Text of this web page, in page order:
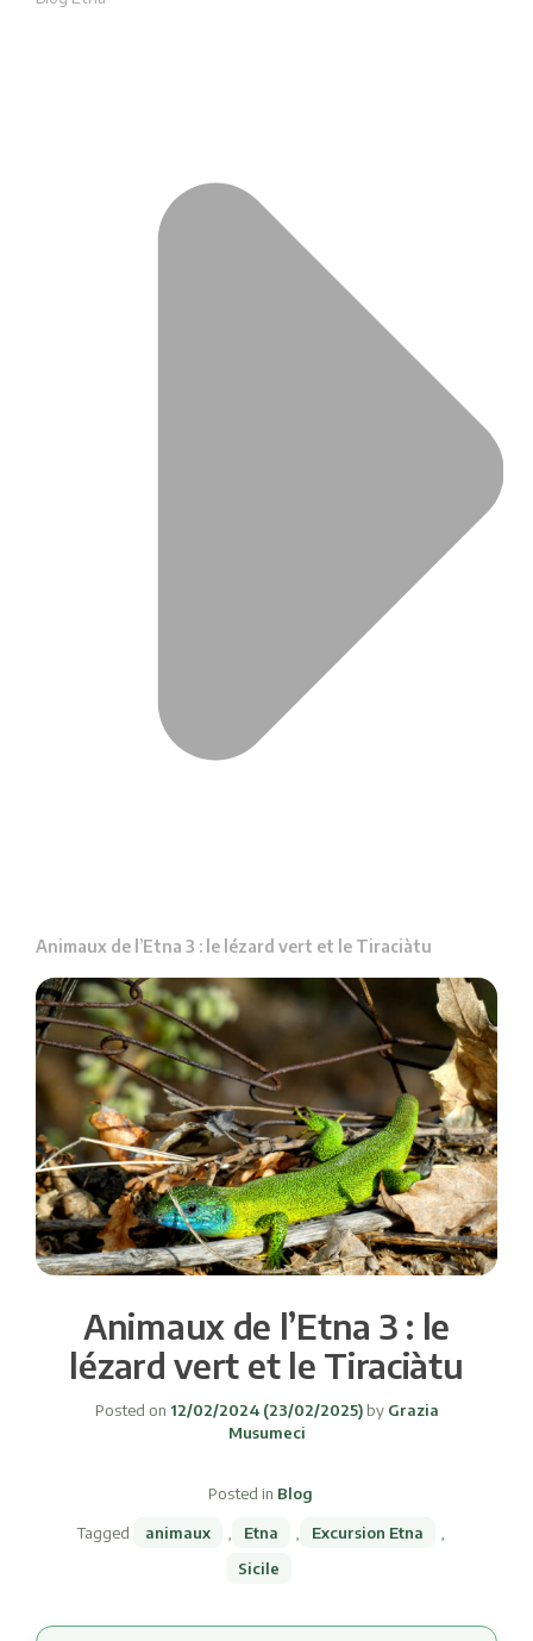
Animaux de l’Etna 3 : le lézard vert et le Tiraciàtu
Animaux de l’Etna 3 : le
lézard vert et le Tiraciàtu
Posted on 12/02/2024(23/02/2025) byGrazia
Musumeci
Posted in Blog
Tagged animaux Etna Excursion Etna
Sicile